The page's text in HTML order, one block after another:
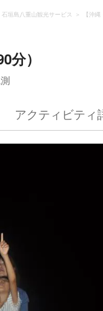
石垣島八重山観光サービス 【沖
分）
アクティビティ